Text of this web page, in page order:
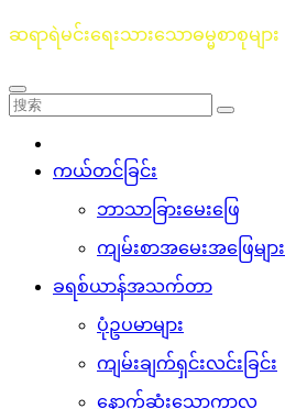
ဆရာရဲမင်းရေးသားသောဓမ္မစာစုများ
ကယ်တင်ခြင်း
ဘာသာခြားမေးဖြေ
ကျမ်းစာအမေးအဖြေများ
ခရစ်ယာန်အသက်တာ
ပုံဥပမာများ
ကျမ်းချက်ရှင်းလင်းခြင်း
နောက်ဆုံးသောကာလ